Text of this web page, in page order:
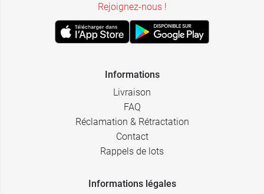
Rejoignez-nous !
Informations
Livraison
FAQ
Réclamation & Rétractation
Contact
Rappels de lots
Informations légales